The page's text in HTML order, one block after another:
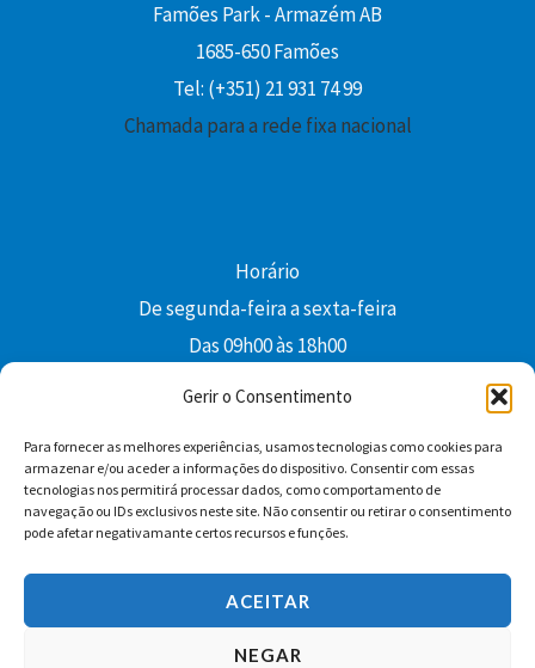
Gerir o Consentimento
Para fornecer as melhores experiências, usamos tecnologias como cookies para
armazenar e/ou aceder a informações do dispositivo. Consentir com essas
tecnologias nos permitirá processar dados, como comportamento de
navegação ou IDs exclusivos neste site. Não consentir ou retirar o consentimento
pode afetar negativamante certos recursos e funções.
ACEITAR
NEGAR
Famões Park - Armazém AB
1685-650 Famões
Tel: (+351) 21 931 74 99
Chamada para a rede fixa nacional
Horário
De segunda-feira a sexta-feira
Das 09h00 às 18h00
Facebook YouTube Instagram
Whatsapp
Condições Gerais de Venda